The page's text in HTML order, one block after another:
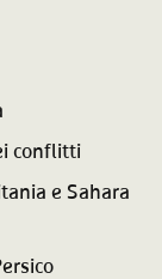
conflitti
e Sahara